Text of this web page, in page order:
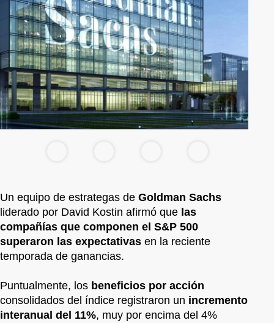
Un equipo de estrategas de Goldman Sachs
liderado por David Kostin afirmó que las
compañías que componen el S&P 500
superaron las expectativas en la reciente
temporada de ganancias.
Puntualmente, los beneficios por acción
consolidados del índice registraron un incremento
interanual del 11%, muy por encima del 4%